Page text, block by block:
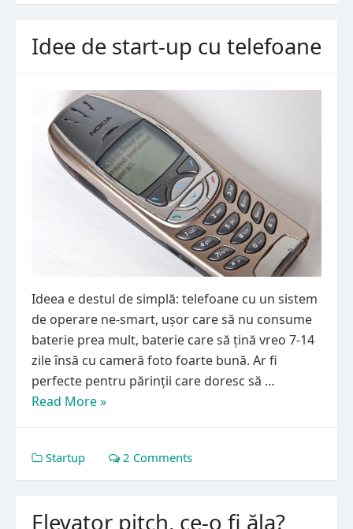
Idee de start-up cu telefoane
Ideea e destul de simplă: telefoane cu un sistem
de operare ne-smart, ușor care să nu consume
baterie prea mult, baterie care să țină vreo 7-14
zile însă cu cameră foto foarte bună. Ar fi
perfecte pentru părinții care doresc să …
Read More »
Startup 2 Comments
Elevator pitch, ce-o fi ăla?